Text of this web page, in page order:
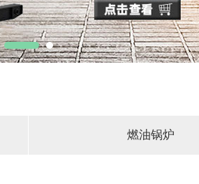
燃油锅炉